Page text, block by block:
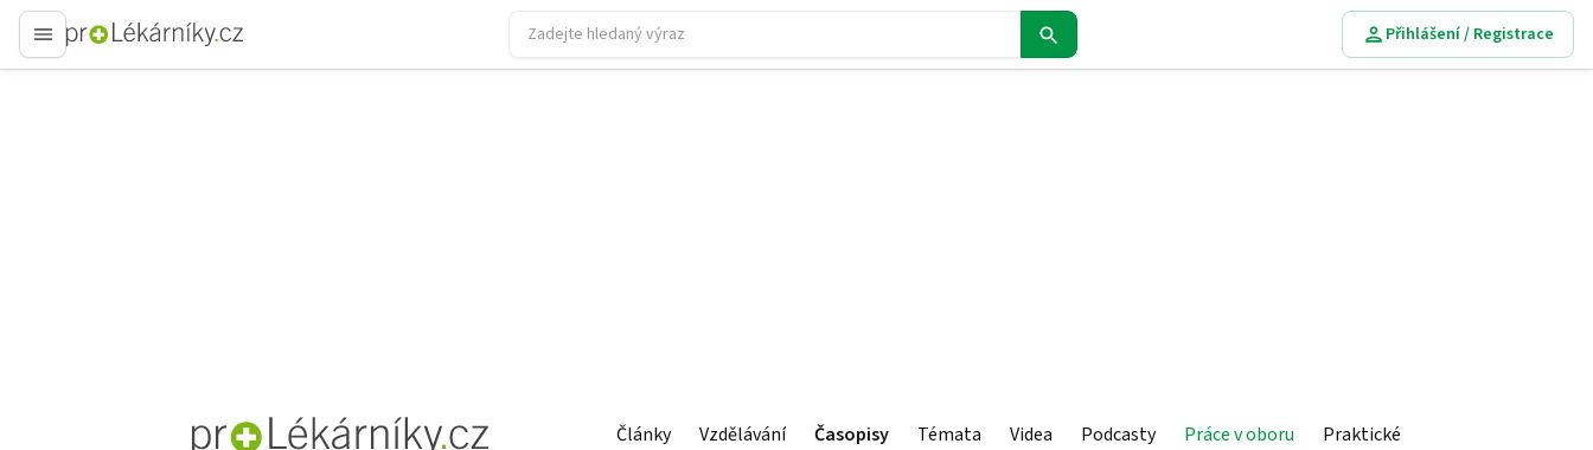
proLékaře.cz
Přihlášení / Registrace
proLékaře.cz Články Vzdělávání Časopisy Témata Videa Podcasty Práce v oboru Praktické